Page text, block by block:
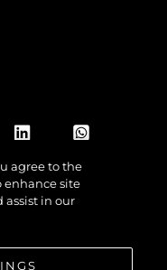
réservés.
agree to the
enhance site
assist in our